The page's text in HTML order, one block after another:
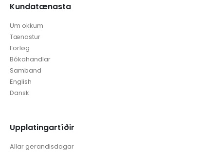
Kundatænasta
Um okkum
Tænastur
Forløg
Bókahandlar
Samband
English
Dansk
Upplatingartíðir
Allar gerandisdagar